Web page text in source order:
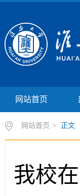
网站首页
网站首页 > 正文
我校